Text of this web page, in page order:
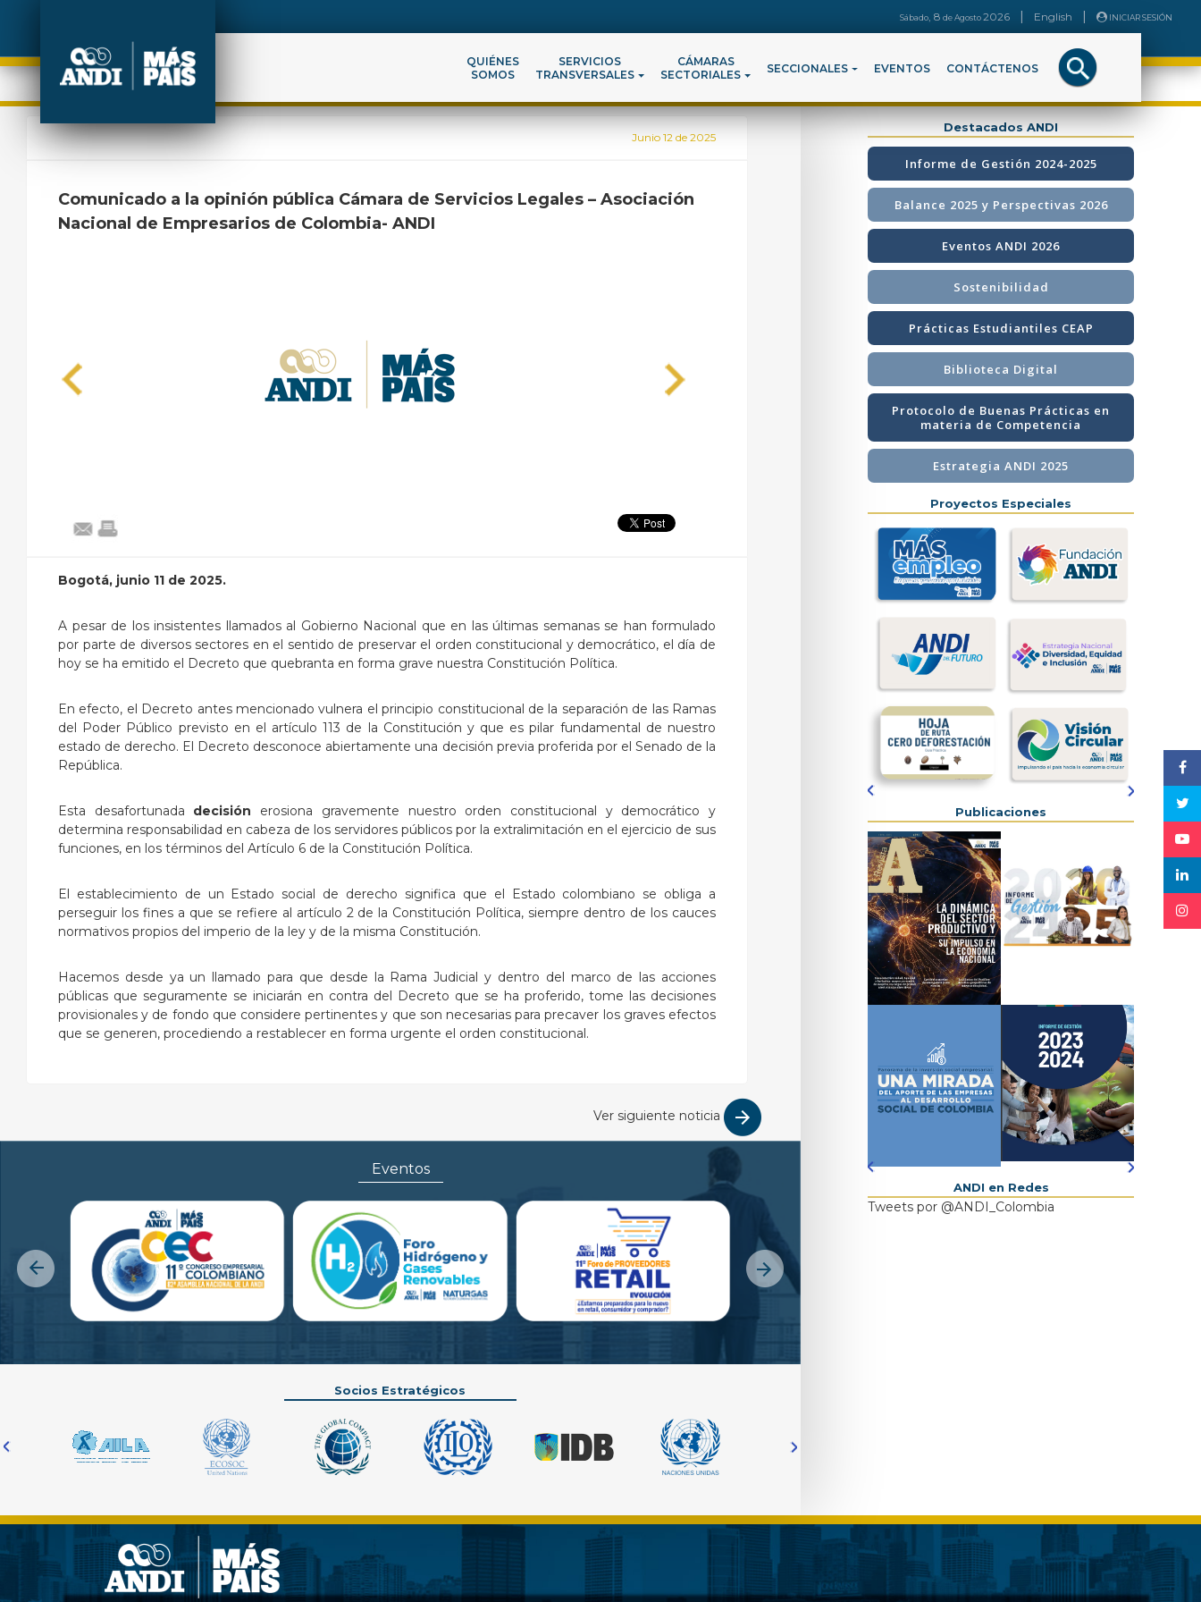
Sábado, 8 deAgosto2026 | English | INICIAR SESIÓN
QUIÉNES
SOMOS
SERVICIOS
TRANSVERSALES
CÁMARAS
SECTORIALES
SECCIONALES EVENTOS CONTÁCTENOS
Junio 12 de 2025
Comunicado a la opinión pública Cámara de Servicios Legales – Asociación
Nacional de Empresarios de Colombia- ANDI
Previous Next
Bogotá, junio 11 de 2025.
A pesar de los insistentes llamados al Gobierno Nacional que en las últimas semanas se han formulado
por parte de diversos sectores en el sentido de preservar el orden constitucional y democrático, el día de
hoy se ha emitido el Decreto que quebranta en forma grave nuestra Constitución Política.
En efecto, el Decreto antes mencionado vulnera el principio constitucional de la separación de las Ramas
del Poder Público previsto en el artículo 113 de la Constitución y que es pilar fundamental de nuestro
estado de derecho. El Decreto desconoce abiertamente una decisión previa proferida por el Senado de la
República.
Esta desafortunada decisión erosiona gravemente nuestro orden constitucional y democrático y
determina responsabilidad en cabeza de los servidores públicos por la extralimitación en el ejercicio de sus
funciones, en los términos del Artículo 6 de la Constitución Política.
El establecimiento de un Estado social de derecho significa que el Estado colombiano se obliga a
perseguir los fines a que se refiere al artículo 2 de la Constitución Política, siempre dentro de los cauces
normativos propios del imperio de la ley y de la misma Constitución.
Hacemos desde ya un llamado para que desde la Rama Judicial y dentro del marco de las acciones
públicas que seguramente se iniciarán en contra del Decreto que se ha proferido, tome las decisiones
provisionales y de fondo que considere pertinentes y que son necesarias para precaver los graves efectos
que se generen, procediendo a restablecer en forma urgente el orden constitucional.
Ver siguiente noticia
Eventos
Previous Next
Socios Estratégicos
Previous Next
Destacados ANDI
Informe de Gestión 2024-2025
Balance 2025 y Perspectivas 2026
Eventos ANDI 2026
Sostenibilidad
Prácticas Estudiantiles CEAP
Biblioteca Digital
Protocolo de Buenas Prácticas en
materia de Competencia
Estrategia ANDI 2025
Proyectos Especiales
Previous Next
Publicaciones
Previous Next
ANDI en Redes
Tweets por @ANDI_Colombia